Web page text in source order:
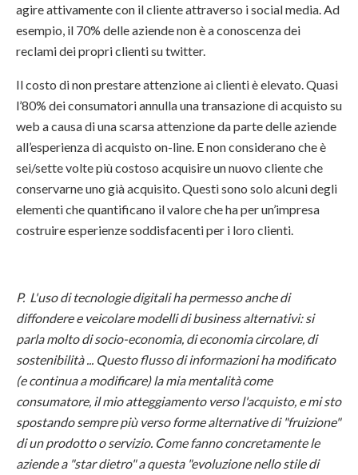
agire attivamente con il cliente attraverso i social media. Ad
esempio, il 70% delle aziende non è a conoscenza dei
reclami dei propri clienti su twitter.
Il costo di non prestare attenzione ai clienti è elevato. Quasi
l’80% dei consumatori annulla una transazione di acquisto su
web a causa di una scarsa attenzione da parte delle aziende
all’esperienza di acquisto on-line. E non considerano che è
sei/sette volte più costoso acquisire un nuovo cliente che
conservarne uno già acquisito. Questi sono solo alcuni degli
elementi che quantificano il valore che ha per un’impresa
costruire esperienze soddisfacenti per i loro clienti.
P. L'uso di tecnologie digitali ha permesso anche di
diffondere e veicolare modelli di business alternativi: si
parla molto di socio-economia, di economia circolare, di
sostenibilità ... Questo flusso di informazioni ha modificato
(e continua a modificare) la mia mentalità come
consumatore, il mio atteggiamento verso l'acquisto, e mi sto
spostando sempre più verso forme alternative di "fruizione"
di un prodotto o servizio. Come fanno concretamente le
aziende a "star dietro" a questa "evoluzione nello stile di